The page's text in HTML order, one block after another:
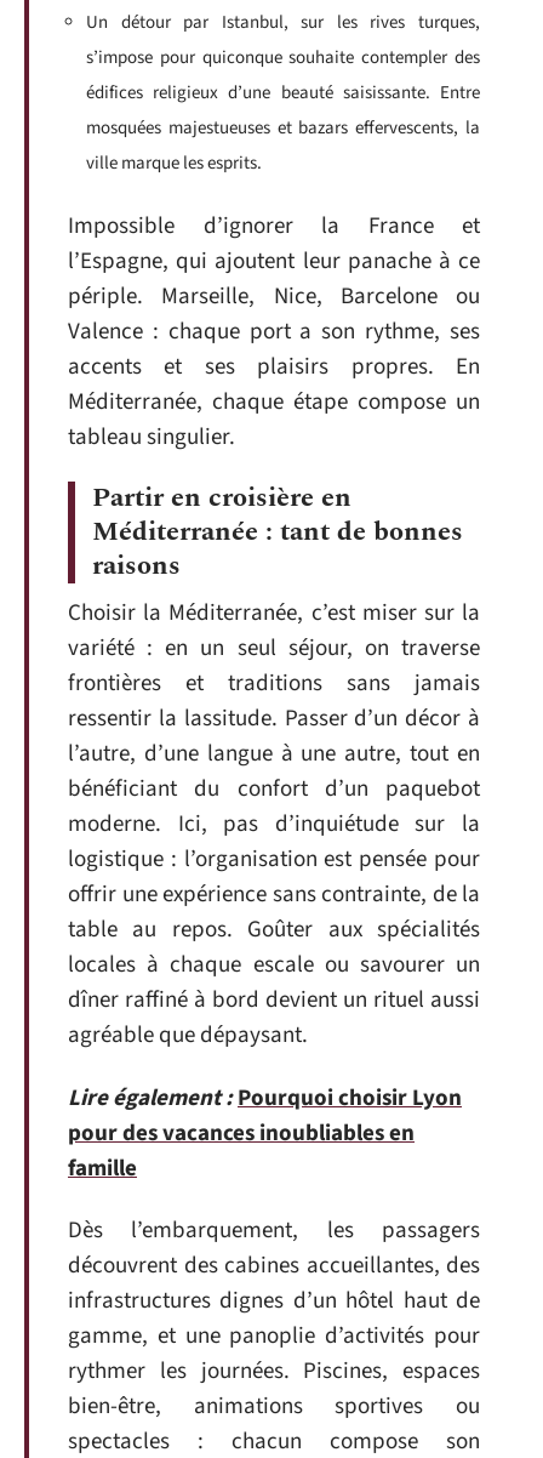
Un détour par Istanbul, sur les rives turques,
s’impose pour quiconque souhaite contempler des
édifices religieux d’une beauté saisissante. Entre
mosquées majestueuses et bazars effervescents, la
ville marque les esprits.
Impossible d’ignorer la France et
l’Espagne, qui ajoutent leur panache à ce
périple. Marseille, Nice, Barcelone ou
Valence : chaque port a son rythme, ses
accents et ses plaisirs propres. En
Méditerranée, chaque étape compose un
tableau singulier.
Partir en croisière en
Méditerranée : tant de bonnes
raisons
Choisir la Méditerranée, c’est miser sur la
variété : en un seul séjour, on traverse
frontières et traditions sans jamais
ressentir la lassitude. Passer d’un décor à
l’autre, d’une langue à une autre, tout en
bénéficiant du confort d’un paquebot
moderne. Ici, pas d’inquiétude sur la
logistique : l’organisation est pensée pour
offrir une expérience sans contrainte, de la
table au repos. Goûter aux spécialités
locales à chaque escale ou savourer un
dîner raffiné à bord devient un rituel aussi
agréable que dépaysant.
Lire également :Pourquoi choisir Lyon
pour des vacances inoubliables en
famille
Dès l’embarquement, les passagers
découvrent des cabines accueillantes, des
infrastructures dignes d’un hôtel haut de
gamme, et une panoplie d’activités pour
rythmer les journées. Piscines, espaces
bien-être, animations sportives ou
spectacles : chacun compose son